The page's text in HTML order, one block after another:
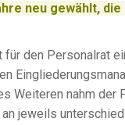
neu gewählt,
den Personalrat
Weiteren nahm der
jeweils